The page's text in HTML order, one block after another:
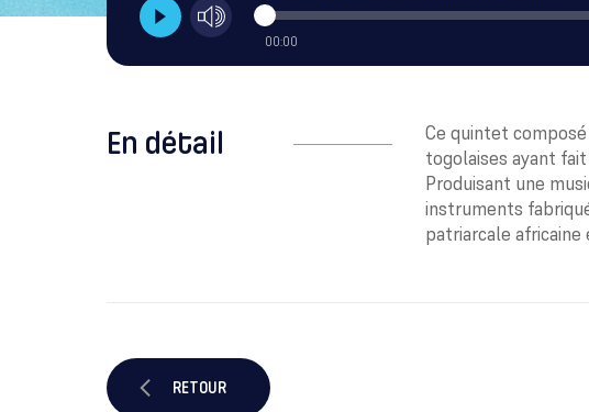
00:00
En détail
Ce quintet
togolaises ayant
Produisant une
instruments
patriarcale
RETOUR